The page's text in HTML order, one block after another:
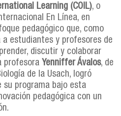
Learning (COIL), o
En Línea, en
pedagógico que, como
estudiantes y profesores de
discutir y colaborar
profesora Yenniffer Ávalos, de
de la Usach, logró
programa bajo esta
pedagógica con un